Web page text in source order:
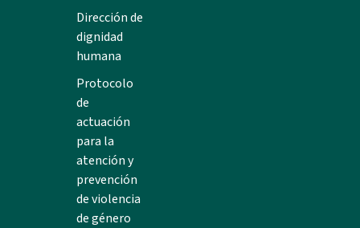
Dirección de
dignidad
humana
Protocolo
de
actuación
para la
atención y
prevención
de violencia
de género